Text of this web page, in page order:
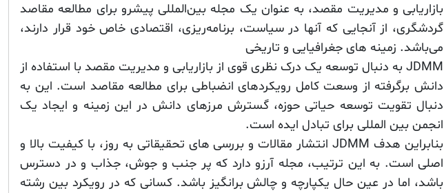
بازاریابی و مدیریت مقصد، به عنوان یک مجله بین‌المللی پیشرو برای مطالعه مقاصد
گردشگری، از آنجایی که آنها در سیاست، برنامه‌ریزی، اقتصادی خاص خود قرار دارند،
می‌باشد. زمینه های جغرافیایی و تاریخی
JDMM به دنبال توسعه یک درک نظری قوی از بازاریابی و مدیریت مقصد با استفاده از
دانش برگرفته از وسعت کامل رویکردهای انضباطی برای مطالعه مقاصد است. این به
دنبال تقویت توسعه حیاتی حوزه، گسترش مرزهای دانش در این زمینه و ایجاد یک
انجمن بین المللی برای تبادل ایده است.
بنابراین هدف JDMM انتشار مقالات و بررسی های تحقیقاتی به روز، با کیفیت بالا و
اصلی است. به این ترتیب، مجله آرزو دارد که پر جنب و جوش، جذاب و در دسترس
باشد، اما در عین حال یکپارچه و چالش برانگیز باشد. کسانی که در رویکرد بین رشته